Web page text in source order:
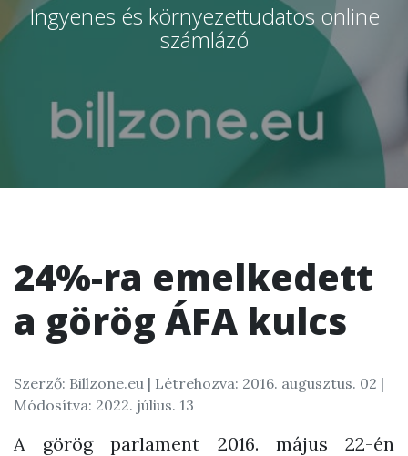
Ingyenes és környezettudatos online
számlázó
24%-ra emelkedett
a görög ÁFA kulcs
Szerző: Billzone.eu | Létrehozva: 2016. augusztus. 02 |
Módosítva: 2022. július. 13
A görög parlament 2016. május 22-én